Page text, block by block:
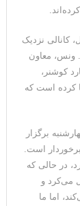
که مجری کانال ۱۴ اسرائیل، کانالی نزدیک
ونس، معاون
کوشنر،
کرده است که
برگزار
است.
در حالی که
می‌کرد و
اما ما